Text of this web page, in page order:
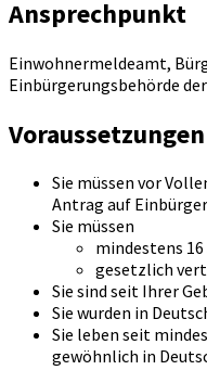
Ansprechpunkt
Einwohnermeldeamt,
Einbürgerungsbehörde
Voraussetzungen
Sie müssen vor
Antrag auf
Sie müssen
mindestens
gesetzlich
Sie sind seit Ihrer
Sie wurden in
Sie leben seit
gewöhnlich in